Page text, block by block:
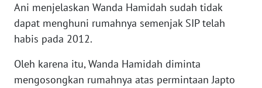
Ani menjelaskan Wanda Hamidah sudah tidak
dapat menghuni rumahnya semenjak SIP telah
habis pada 2012.
Oleh karena itu, Wanda Hamidah diminta
mengosongkan rumahnya atas permintaan Japto
WN
RIAU
WN
SERAMBI